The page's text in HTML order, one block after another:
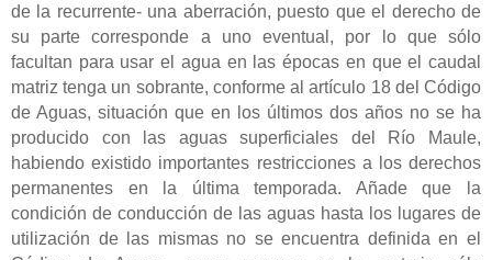
de la recurrente- una aberración, puesto que el derecho de
su parte corresponde a uno eventual, por lo que sólo
facultan para usar el agua en las épocas en que el caudal
matriz tenga un sobrante, conforme al artículo 18 del Código
de Aguas, situación que en los últimos dos años no se ha
producido con las aguas superficiales del Río Maule,
habiendo existido importantes restricciones a los derechos
permanentes en la última temporada. Añade que la
condición de conducción de las aguas hasta los lugares de
utilización de las mismas no se encuentra definida en el